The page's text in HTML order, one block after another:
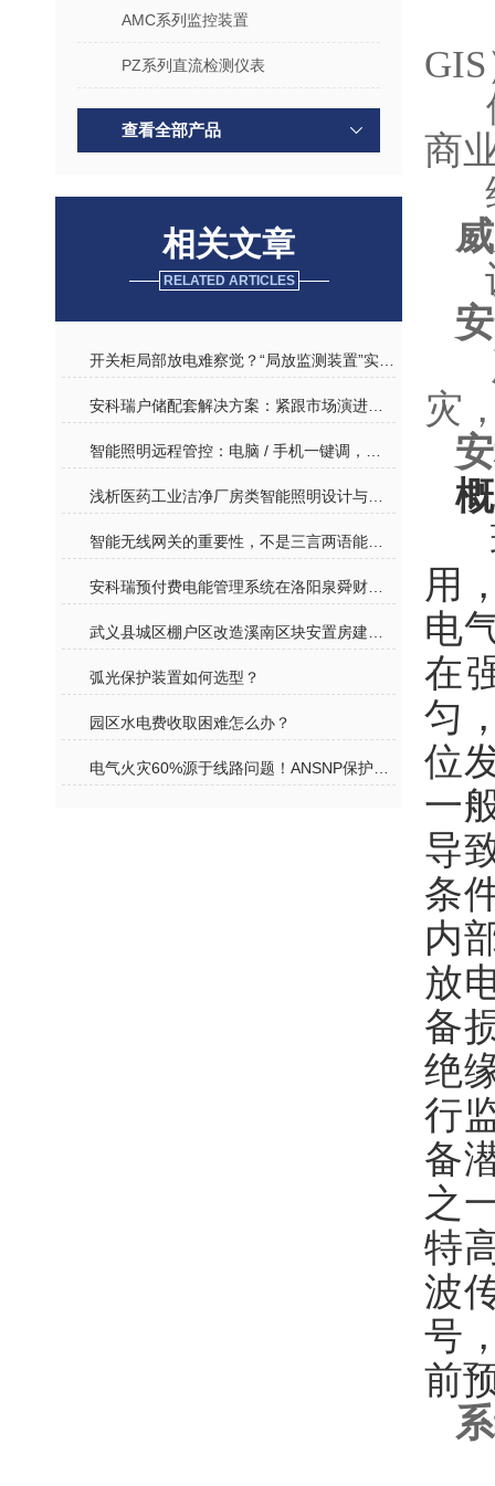
AMC系列监控装置
PZ系列直流检测仪表
查看全部产品
相关文章
RELATED ARTICLES
弧光保护装置如何选型？
园区水电费收取困难怎么办？
商
灾
用
电
在
匀
位
一
导
条
内
放
备
绝
行
备
之
特
波
号
前